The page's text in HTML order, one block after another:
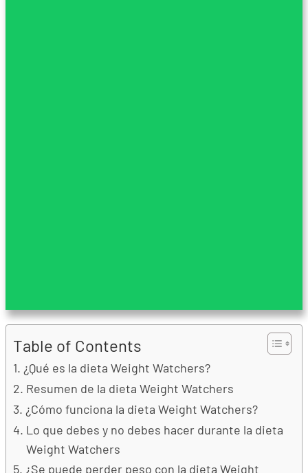
Table of Contents
¿Qué es la dieta Weight Watchers?
Resumen de la dieta Weight Watchers
¿Cómo funciona la dieta Weight Watchers?
Lo que debes y no debes hacer durante la dieta
Weight Watchers
¿Se puede perder peso con la dieta Weight